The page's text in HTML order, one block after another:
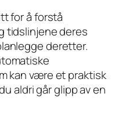
for å forstå
tidslinjene deres
deretter.
kan være et praktisk
aldri går glipp av en